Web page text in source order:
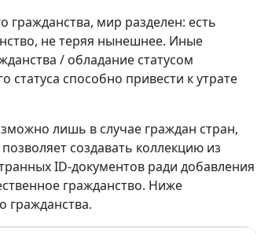
мир разделен: есть
не теряя нынешнее. Иные
/ обладание статусом
способно привести к утрате
лишь в случае граждан стран,
создавать коллекцию из
ID-документов ради добавления
гражданство. Ниже
гражданства.